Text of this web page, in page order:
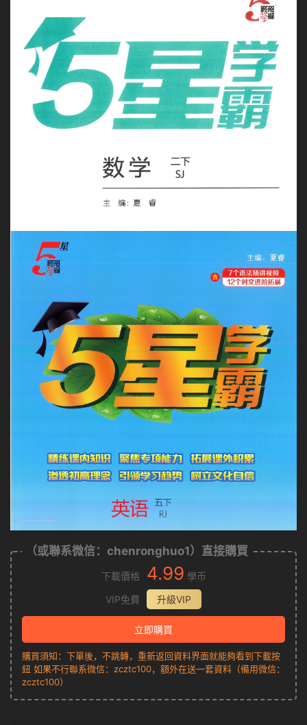
（或聯系微信：chenronghuo1）直接購買
下載價格 4.99 學币
VIP免費
升級VIP
立即購買
購買須知：下單後，不跳轉，重新返回資料界面就能夠看到下載按
鈕 如果不行聯系微信：zcztc100，額外在送一套資料（備用微信：
zcztc100）